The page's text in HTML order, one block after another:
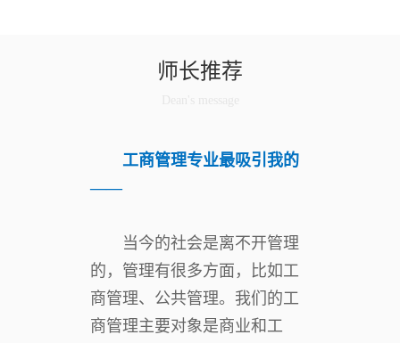
师长推荐
工商管理专业最吸引我的
——
当今的社会是离不开管理
的，管理有很多方面，比如工
商管理、公共管理。我们的工
商管理主要对象是商业和工